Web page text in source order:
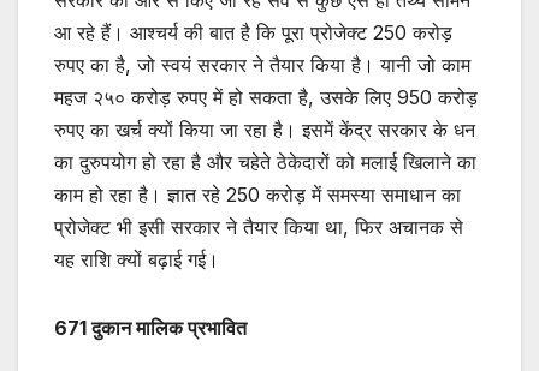
आ रहे हैं। आश्चर्य की बात है कि पूरा प्रोजेक्ट 250 करोड़
रुपए का है, जो स्वयं सरकार ने तैयार किया है। यानी जो काम
महज २५० करोड़ रुपए में हो सकता है, उसके लिए 950 करोड़
रुपए का खर्च क्यों किया जा रहा है। इसमें केंद्र सरकार के धन
का दुरुपयोग हो रहा है और चहेते ठेकेदारों को मलाई खिलाने का
काम हो रहा है। ज्ञात रहे 250 करोड़ में समस्या समाधान का
प्रोजेक्ट भी इसी सरकार ने तैयार किया था, फिर अचानक से
यह राशि क्यों बढ़ाई गई।
671 दुकान मालिक प्रभावित